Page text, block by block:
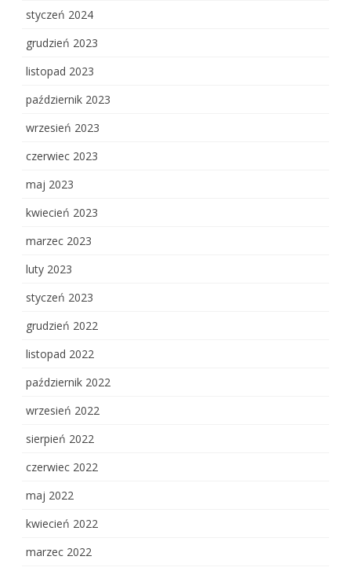
styczeń 2024
grudzień 2023
listopad 2023
październik 2023
wrzesień 2023
czerwiec 2023
maj 2023
kwiecień 2023
marzec 2023
luty 2023
styczeń 2023
grudzień 2022
listopad 2022
październik 2022
wrzesień 2022
sierpień 2022
czerwiec 2022
maj 2022
kwiecień 2022
marzec 2022